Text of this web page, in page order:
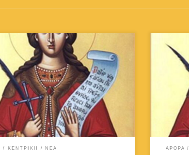
Συμβούλιο του Παγκυπρίου Συνδέσμου
Πυροβολικού εύχεται σε όλους τους
ενεργεία και εφέδρους, μόνιμους
μόνιμους υπαξιωματικούς, λοιπά
και κληρωτούς) της Εθνικής Φρουράς και του
Στρατού Χρόνια Πολλά με την ευκαιρία της
προστάτιδας του Πυροβολικού Αγίας
Είθε η χάρη της Αγίας να […]
ΚΕΝΤΡΙΚΗ ΝΕΑ
Σταυρού
ειδώλων
ΑΡΘΡΑ